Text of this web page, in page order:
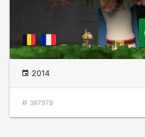
2014
387978